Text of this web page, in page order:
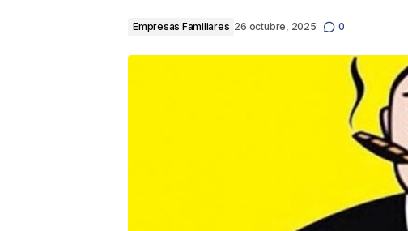
Empresas Familiares 26 octubre, 2025 0